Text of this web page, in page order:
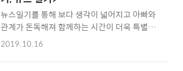
많아졌다. 체커톤 역시 팀 단위로 팩트체크 하는
대회를 뜻한다. ‘제1회 청소년 체커톤’의 흥미로
웠던 현장을 소개한다. 글 김경래 (한국언론진
흥재단 미디어교육팀 과장) ‘다음에도 대회에
뉴스일기를 통해 보다 생각이 넓어지고 아빠와
관계가 돈독해져 함께하는 시간이 더욱 특별하
게 느껴진다는 강민서 학생. 여러분들도 뉴스일
2019.10.16